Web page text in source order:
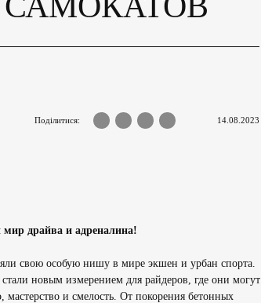
Поділитися: 14.08.2023
драйва и адреналина!
свою особую нишу в мире экшен и урбан спорта.
новым измерением для райдеров, где они могут
мастерство и смелость. От покорения бетонных